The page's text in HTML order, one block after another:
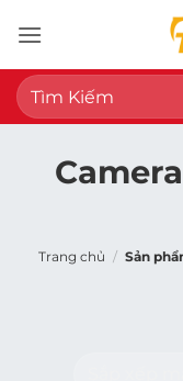
qua
nội
dung
Tìm
kiếm:
Trang chủ / Sản